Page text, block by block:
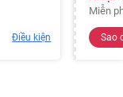
Điều kiện
Miễn
Sao